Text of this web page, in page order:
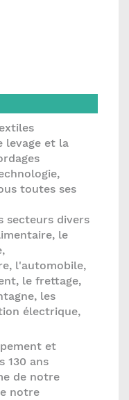
levage et la
toutes ses
secteurs divers
le
l'automobile,
le frettage,
les
électrique,
et
130 ans
de notre
notre